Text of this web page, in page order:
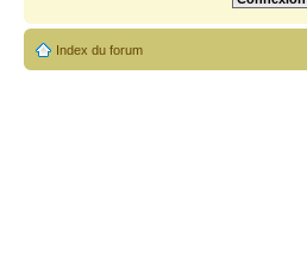
Index du forum